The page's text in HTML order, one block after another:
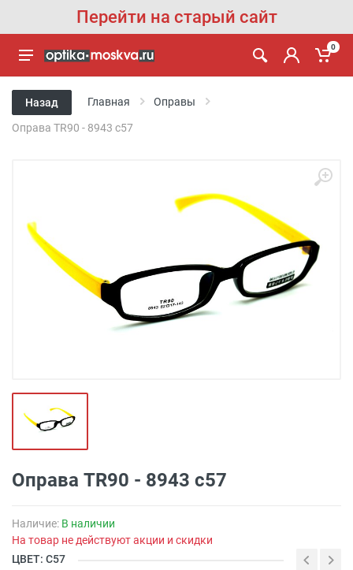
Перейти на старый сайт
0
Назад Главная Оправы
Оправа TR90 - 8943 с57
Оправа TR90 - 8943 с57
Наличие: В наличии
На товар не действуют акции и скидки
ЦВЕТ: С57